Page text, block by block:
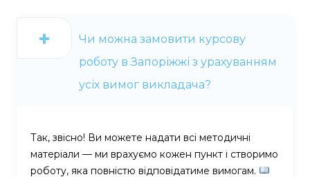
Чи можна замовити курсову
роботу в Запоріжжі з урахуванням
усіх вимог викладача?
Так, звісно! Ви можете надати всі методичні
матеріали — ми врахуємо кожен пункт і створимо
роботу, яка повністю відповідатиме вимогам.